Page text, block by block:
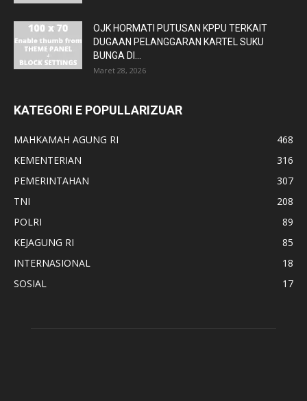
OJK HORMATI PUTUSAN KPPU TERKAIT
DUGAAN PELANGGARAN KARTEL SUKU
BUNGA DI...
Maret 28, 2026
KATEGORI E POPULLARIZUAR
MAHKAMAH AGUNG RI
468
KEMENTERIAN
316
PEMERINTAHAN
307
TNI
208
POLRI
89
KEJAGUNG RI
85
INTERNASIONAL
18
SOSIAL
17